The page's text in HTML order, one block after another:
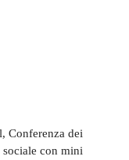
Conferenza dei
sociale con mini